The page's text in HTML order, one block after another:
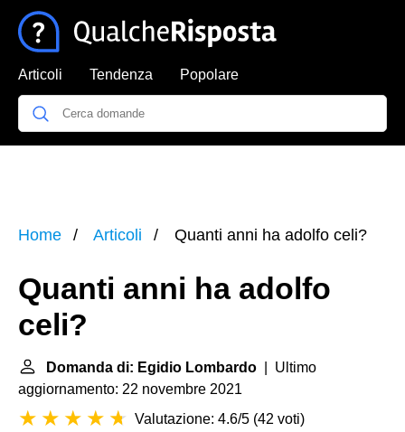
Articoli Tendenza Popolare
Home Articoli Quanti anni ha adolfo celi?
Quanti anni ha adolfo
celi?
Domanda di: Egidio Lombardo | Ultimo
aggiornamento: 22 novembre 2021
Valutazione: 4.6/5 (42 voti)